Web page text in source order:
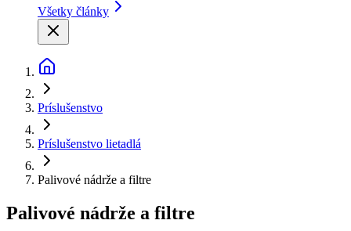
Všetky články
Príslušenstvo
Príslušenstvo lietadlá
Palivové nádrže a filtre
Palivové nádrže a filtre